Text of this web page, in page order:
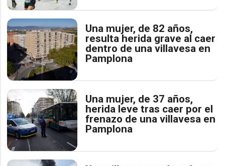
Una mujer, de 82 años,
resulta herida grave al caer
dentro de una villavesa en
Pamplona
Una mujer, de 37 años,
herida leve tras caer por el
frenazo de una villavesa en
Pamplona